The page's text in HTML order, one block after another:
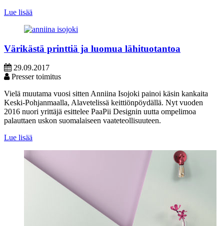
Lue lisää
Värikästä printtiä ja luomua lähituotantoa
29.09.2017
Presser toimitus
Vielä muutama vuosi sitten Anniina Isojoki painoi käsin kankaita
Keski-Pohjanmaalla, Alavetelissä keittiönpöydällä. Nyt vuoden
2016 nuori yrittäjä esittelee PaaPii Designin uutta ompelimoa
palauttaen uskon suomalaiseen vaateteollisuuteen.
Lue lisää